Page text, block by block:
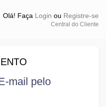
Olá! Faça Login ou Registre-se
Central do Cliente
mail pelo